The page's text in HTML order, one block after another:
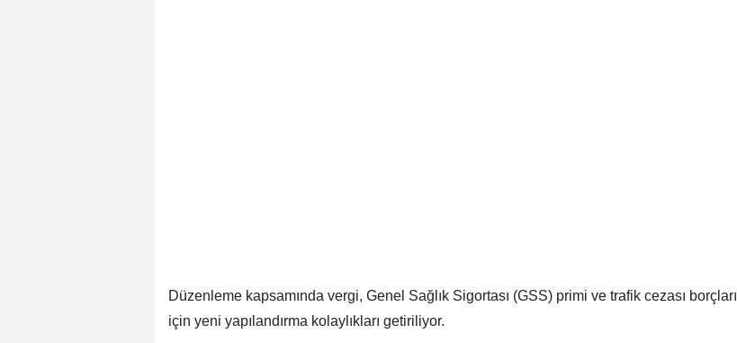
Düzenleme kapsamında vergi, Genel Sağlık Sigortası (GSS) primi ve trafik cezası borçları
için yeni yapılandırma kolaylıkları getiriliyor.